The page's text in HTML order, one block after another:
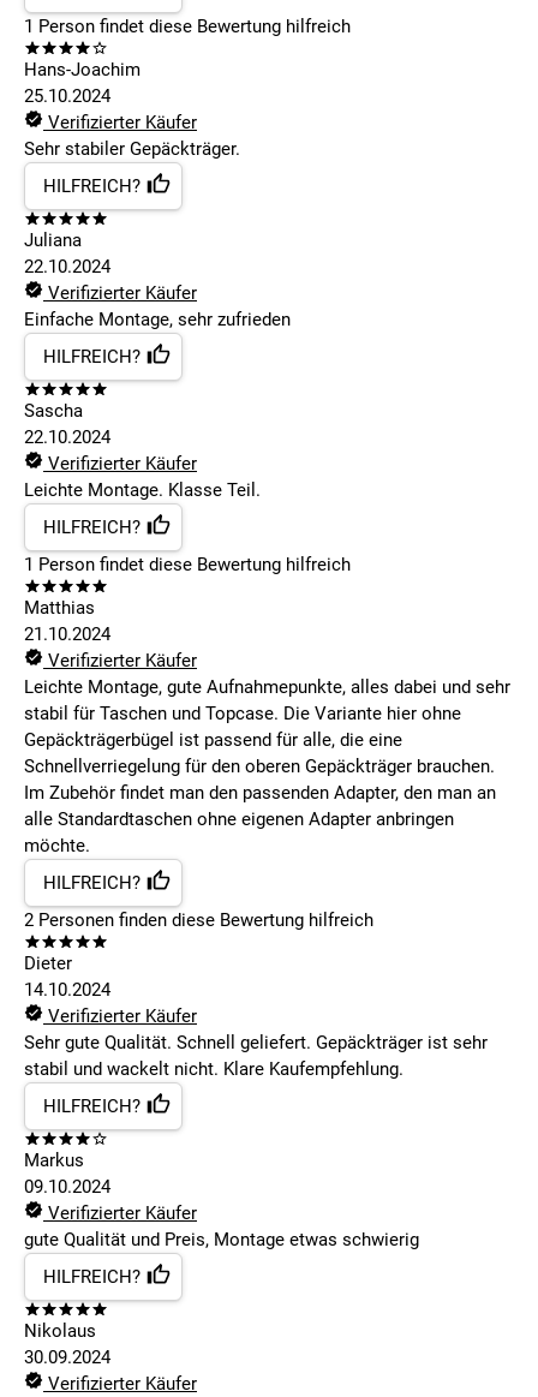
1 Person findet diese Bewertung hilfreich
Hans-Joachim
25.10.2024
Verifizierter Käufer
Sehr stabiler Gepäckträger.
HILFREICH?
Juliana
22.10.2024
Verifizierter Käufer
Einfache Montage, sehr zufrieden
HILFREICH?
Sascha
22.10.2024
Verifizierter Käufer
Leichte Montage. Klasse Teil.
HILFREICH?
1 Person findet diese Bewertung hilfreich
Matthias
21.10.2024
Verifizierter Käufer
Leichte Montage, gute Aufnahmepunkte, alles dabei und sehr
stabil für Taschen und Topcase. Die Variante hier ohne
Gepäckträgerbügel ist passend für alle, die eine
Schnellverriegelung für den oberen Gepäckträger brauchen.
Im Zubehör findet man den passenden Adapter, den man an
alle Standardtaschen ohne eigenen Adapter anbringen
möchte.
HILFREICH?
2 Personen finden diese Bewertung hilfreich
Dieter
14.10.2024
Verifizierter Käufer
Sehr gute Qualität. Schnell geliefert. Gepäckträger ist sehr
stabil und wackelt nicht. Klare Kaufempfehlung.
HILFREICH?
Markus
09.10.2024
Verifizierter Käufer
gute Qualität und Preis, Montage etwas schwierig
HILFREICH?
Nikolaus
30.09.2024
Verifizierter Käufer